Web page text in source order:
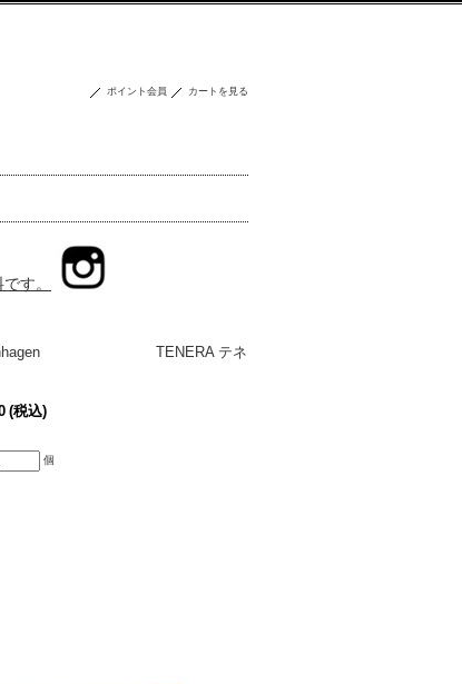
ポイント会員 カートを見る
す。
TENERA テネ
(税込)
個